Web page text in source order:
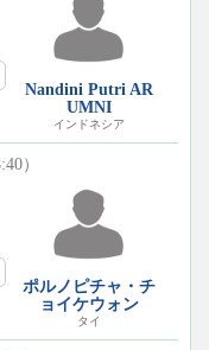
Nandini Putri AR
UMNI
インドネシア
）
ポルノピチャ・チ
ョイケウォン
タイ